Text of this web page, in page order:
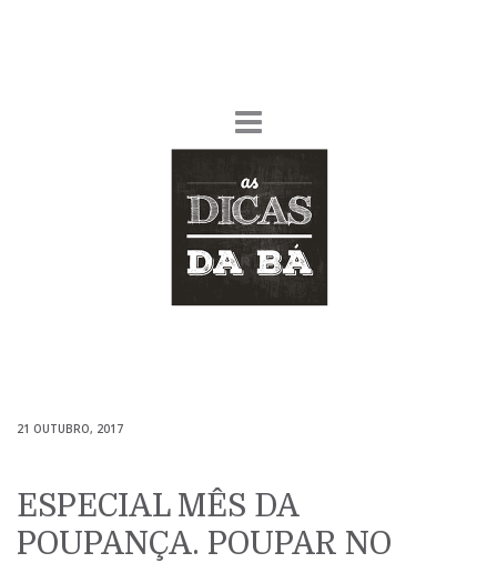
21 OUTUBRO, 2017
ESPECIAL MÊS DA
POUPANÇA. POUPAR NO